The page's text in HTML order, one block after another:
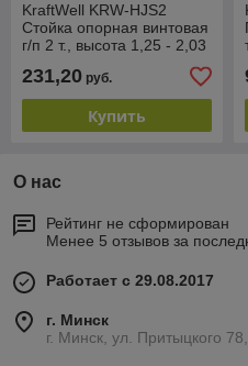
KraftWell KRW-HJS2
Стойка опорная винтовая
г/п 2 т., высота 1,25 - 2,03
231,20 руб.
Купить
О нас
Рейтинг не сформирован
Менее 5 отзывов за
Работает с 29.08.2017
г. Минск
г. Минск, ул. Притыцкого